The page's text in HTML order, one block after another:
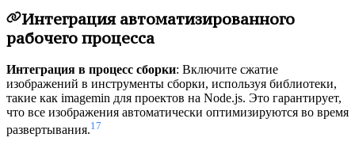
Интеграция автоматизированного
рабочего процесса
Интеграция в процесс сборки: Включите сжатие
изображений в инструменты сборки, используя библиотеки,
такие как imagemin для проектов на Node.js. Это гарантирует,
что все изображения автоматически оптимизируются во время
развертывания.17